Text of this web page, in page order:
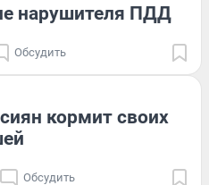
нарушителя ПДД
Обсудить
кормит своих
Обсудить